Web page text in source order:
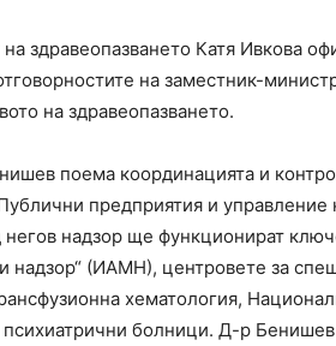
здравеопазването Катя Ивкова
на заместник-
на здравеопазването.
поема координацията и
предприятия и
надзор ще функционират
надзор“ (ИАМН), центровете за
хематология,
болници. Д-р Бенишев